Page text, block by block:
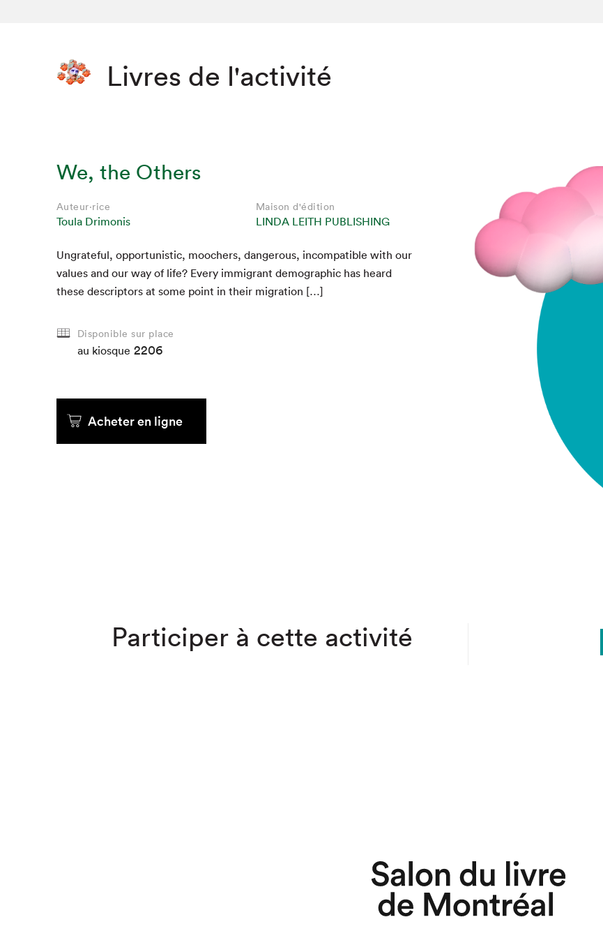
Livres de l'activité
We, the Others
Auteur·rice
Toula Drimonis
Maison d'édition
LINDA LEITH PUBLISHING
Ungrate­ful, oppor­tunis­tic, moochers, dan­ger­ous, incom­pat­i­ble with our
val­ues and our way of life? Every immi­grant demo­graph­ic has heard
these descrip­tors at some point in their migration […]
Disponible sur place
au kiosque 2206
Acheter en ligne
Participer à cette activité